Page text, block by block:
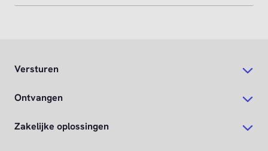
Versturen
Ontvangen
Zakelijke oplossingen